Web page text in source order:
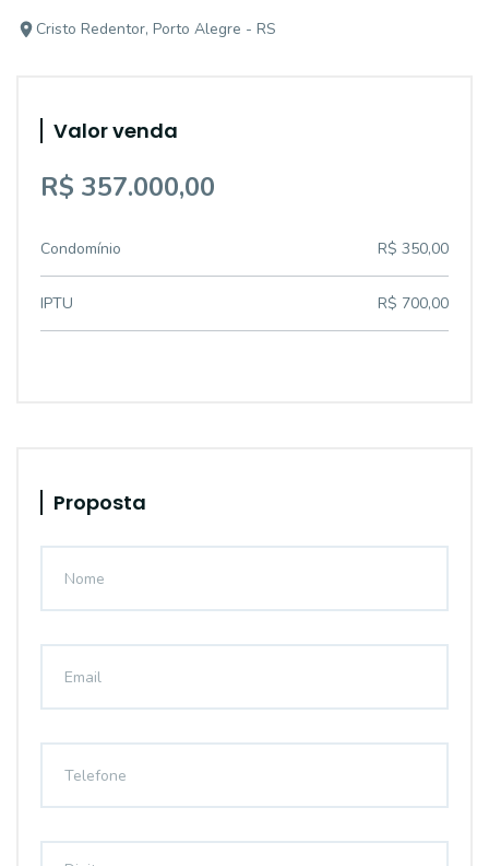
Cristo Redentor, Porto Alegre - RS
Valor venda
R$ 357.000,00
Condomínio R$ 350,00
IPTU R$ 700,00
Proposta